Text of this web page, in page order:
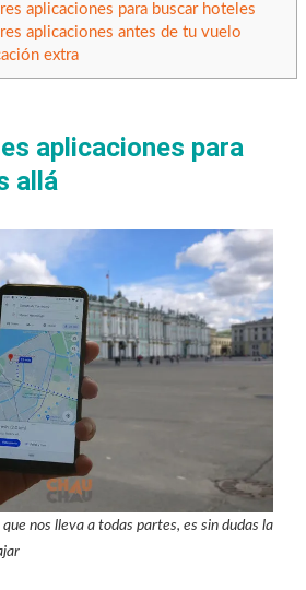
aplicaciones para buscar hoteles
aplicaciones antes de tu vuelo
extra
aplicaciones para
allá
nos lleva a todas partes, es sin dudas la